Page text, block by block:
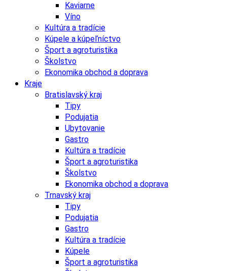
Kaviarne
Víno
Kultúra a tradície
Kúpele a kúpeľníctvo
Šport a agroturistika
Školstvo
Ekonomika obchod a doprava
Kraje
Bratislavský kraj
Tipy
Podujatia
Ubytovanie
Gastro
Kultúra a tradície
Šport a agroturistika
Školstvo
Ekonomika obchod a doprava
Trnavský kraj
Tipy
Podujatia
Gastro
Kultúra a tradície
Kúpele
Šport a agroturistika